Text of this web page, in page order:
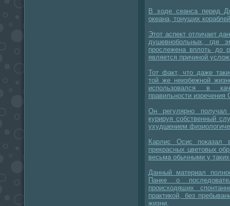
В ходе сеанса перед
океана, тонущих
Этот аспект отличает
душевнобольных, где
прослежена вплоть до
является причиной
Тот факт, что даже
той же неизбежной
использовался в
правильности
Он регулярно получал
курируя собственный
ухудшением
Карлис Осис показал
прекрасных цветовых
весьма обычными у
Данный материал
Панке о
происходящих
практикой, без
жизни.